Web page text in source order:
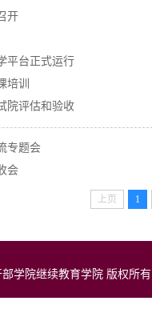
开
平台正式运行
培训
院评估和验收
专题会
会
上页 1
学院继续教育学院 版权所有